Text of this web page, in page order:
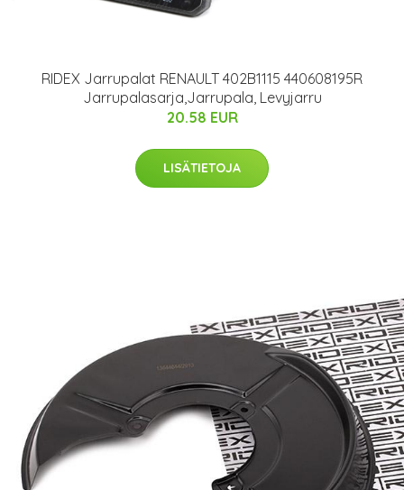
RIDEX Jarrupalat RENAULT 402B1115 440608195R
Jarrupalasarja,Jarrupala, Levyjarru
20.58 EUR
LISÄTIETOJA